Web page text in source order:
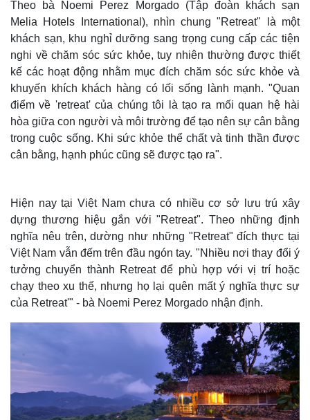
Theo bà Noemi Perez Morgado (Tập đoàn khách sạn
Melia Hotels International), nhìn chung "Retreat" là một
khách sạn, khu nghỉ dưỡng sang trọng cung cấp các tiện
nghi về chăm sóc sức khỏe, tuy nhiên thường được thiết
kế các hoạt động nhằm mục đích chăm sóc sức khỏe và
khuyến khích khách hàng có lối sống lành mạnh. "Quan
điểm về 'retreat' của chúng tôi là tạo ra mối quan hệ hài
hòa giữa con người và môi trường để tạo nên sự cân bằng
trong cuộc sống. Khi sức khỏe thể chất và tinh thần được
cân bằng, hạnh phúc cũng sẽ được tạo ra".
Hiện nay tại Việt Nam chưa có nhiều cơ sở lưu trú xây
dựng thương hiệu gắn với "Retreat". Theo những định
nghĩa nêu trên, dường như những "Retreat" đích thực tại
Việt Nam vẫn đếm trên đầu ngón tay. "Nhiều nơi thay đổi ý
tưởng chuyển thành Retreat để phù hợp với vị trí hoặc
chạy theo xu thế, nhưng họ lại quên mất ý nghĩa thực sự
của Retreat'" - bà Noemi Perez Morgado nhận định.